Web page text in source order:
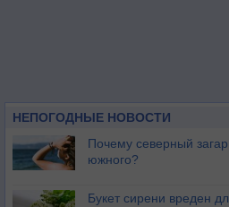
НЕПОГОДНЫЕ НОВОСТИ
Почему северный
южного?
Букет сирени вреден